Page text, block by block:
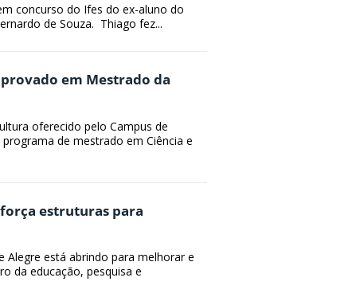
concurso do Ifes do ex-aluno do
de Souza. Thiago fez...
em Mestrado da
oferecido pelo Campus de
programa de mestrado em Ciência e
estruturas para
Alegre está abrindo para melhorar e
da educação, pesquisa e